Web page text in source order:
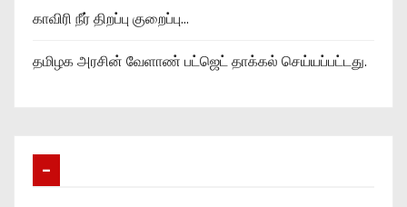
காவிரி நீர் திறப்பு குறைப்பு…
தமிழக அரசின் வேளாண் பட்ஜெட் தாக்கல் செய்யப்பட்டது.
–